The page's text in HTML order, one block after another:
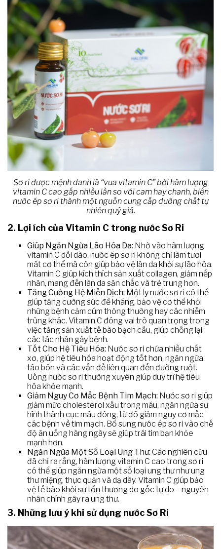
Sơ ri được mệnh danh là “vua vitamin C” bởi hàm lượng
vitamin C cao gấp nhiều lần so với cam hay chanh, biến
nước ép sơ ri thành một nguồn cung cấp dưỡng chất tự
nhiên quý giá.
2. Lợi ích của Vitamin C trong nước Sơ Ri
Giúp Ngăn Ngừa Lão Hóa Da: Nhờ vào hàm lượng
vitamin C dồi dào, nước ép sơ ri không chỉ làm tươi
mát cơ thể mà còn giúp bảo vệ làn da khỏi sự lão hóa.
Vitamin C giúp kích thích sản xuất collagen, giảm nếp
nhăn, mang đến làn da săn chắc và trẻ trung hơn.
Tăng Cường Hệ Miễn Dịch: Một ly nước sơ ri có thể
giúp tăng cường sức đề kháng, bảo vệ cơ thể khỏi
những bệnh cảm cúm thông thường hay các nhiễm
trùng khác. Vitamin C đóng vai trò quan trọng trong
việc tăng sản xuất tế bào bạch cầu, giúp chống lại
các tác nhân gây bệnh.
Tốt Cho Hệ Tiêu Hóa: Nước sơ ri chứa nhiều chất
xơ, giúp hệ tiêu hóa hoạt động tốt hơn, ngăn ngừa
táo bón và các vấn đề liên quan đến đường ruột.
Uống nước sơ ri thường xuyên giúp duy trì hệ tiêu
hóa khỏe mạnh.
Giảm Nguy Cơ Mắc Bệnh Tim Mạch: Nước sơ ri giúp
giảm mức cholesterol xấu trong máu, ngăn ngừa sự
hình thành cục máu đông, từ đó giảm nguy cơ mắc
các bệnh về tim mạch. Bổ sung nước ép sơ ri vào chế
độ ăn uống hàng ngày sẽ giúp trái tim bạn khỏe
mạnh hơn.
Ngăn Ngừa Một Số Loại Ung Thư: Các nghiên cứu
đã chỉ ra rằng, hàm lượng vitamin C cao trong sơ ri
có thể giúp ngăn ngừa một số loại ung thư như ung
thư miệng, thực quản và dạ dày. Vitamin C giúp bảo
vệ tế bào khỏi sự tổn thương do gốc tự do – nguyên
nhân chính gây ra ung thư.
3. Những lưu ý khi sử dụng nước Sơ Ri